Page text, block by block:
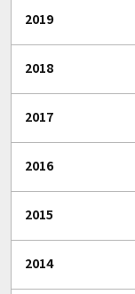
2019
2018
2017
2016
2015
2014